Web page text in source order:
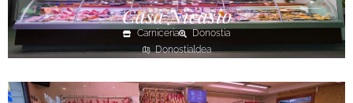
Casa Nicasio
Carnicería
Donostia
Donostialdea